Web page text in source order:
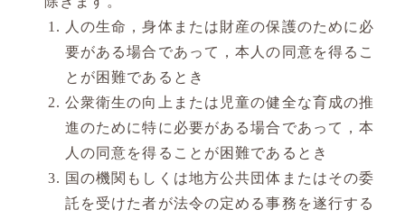
人の生命，身体または財産の保護のために必
要がある場合であって，本人の同意を得るこ
とが困難であるとき
公衆衛生の向上または児童の健全な育成の推
進のために特に必要がある場合であって，本
人の同意を得ることが困難であるとき
国の機関もしくは地方公共団体またはその委
託を受けた者が法令の定める事務を遂行する